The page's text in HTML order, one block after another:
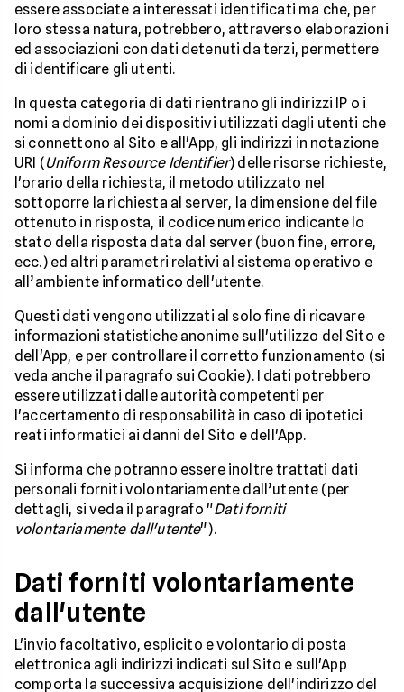
essere associate a interessati identificati ma che, per
loro stessa natura, potrebbero, attraverso elaborazioni
ed associazioni con dati detenuti da terzi, permettere
di identificare gli utenti.
In questa categoria di dati rientrano gli indirizzi IP o i
nomi a dominio dei dispositivi utilizzati dagli utenti che
si connettono al Sito e all'App, gli indirizzi in notazione
URI (Uniform Resource Identifier) delle risorse richieste,
l'orario della richiesta, il metodo utilizzato nel
sottoporre la richiesta al server, la dimensione del file
ottenuto in risposta, il codice numerico indicante lo
stato della risposta data dal server (buon fine, errore,
ecc.) ed altri parametri relativi al sistema operativo e
all’ambiente informatico dell'utente.
Questi dati vengono utilizzati al solo fine di ricavare
informazioni statistiche anonime sull'utilizzo del Sito e
dell'App, e per controllare il corretto funzionamento (si
veda anche il paragrafo sui Cookie). I dati potrebbero
essere utilizzati dalle autorità competenti per
l'accertamento di responsabilità in caso di ipotetici
reati informatici ai danni del Sito e dell'App.
Si informa che potranno essere inoltre trattati dati
personali forniti volontariamente dall’utente (per
dettagli, si veda il paragrafo "Dati forniti
volontariamente dall'utente").
Dati forniti volontariamente
dall'utente
L'invio facoltativo, esplicito e volontario di posta
elettronica agli indirizzi indicati sul Sito e sull'App
comporta la successiva acquisizione dell'indirizzo del